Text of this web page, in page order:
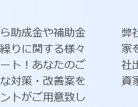
助成金や補助金
りに関する様々
ト！あなたのご
対策・改善案を
トがご用意致し
弊
家
社
資